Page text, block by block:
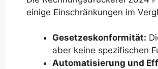
einige Einschränkungen im
Gesetzeskonformität:
aber keine spezifischen
Automatisierung und